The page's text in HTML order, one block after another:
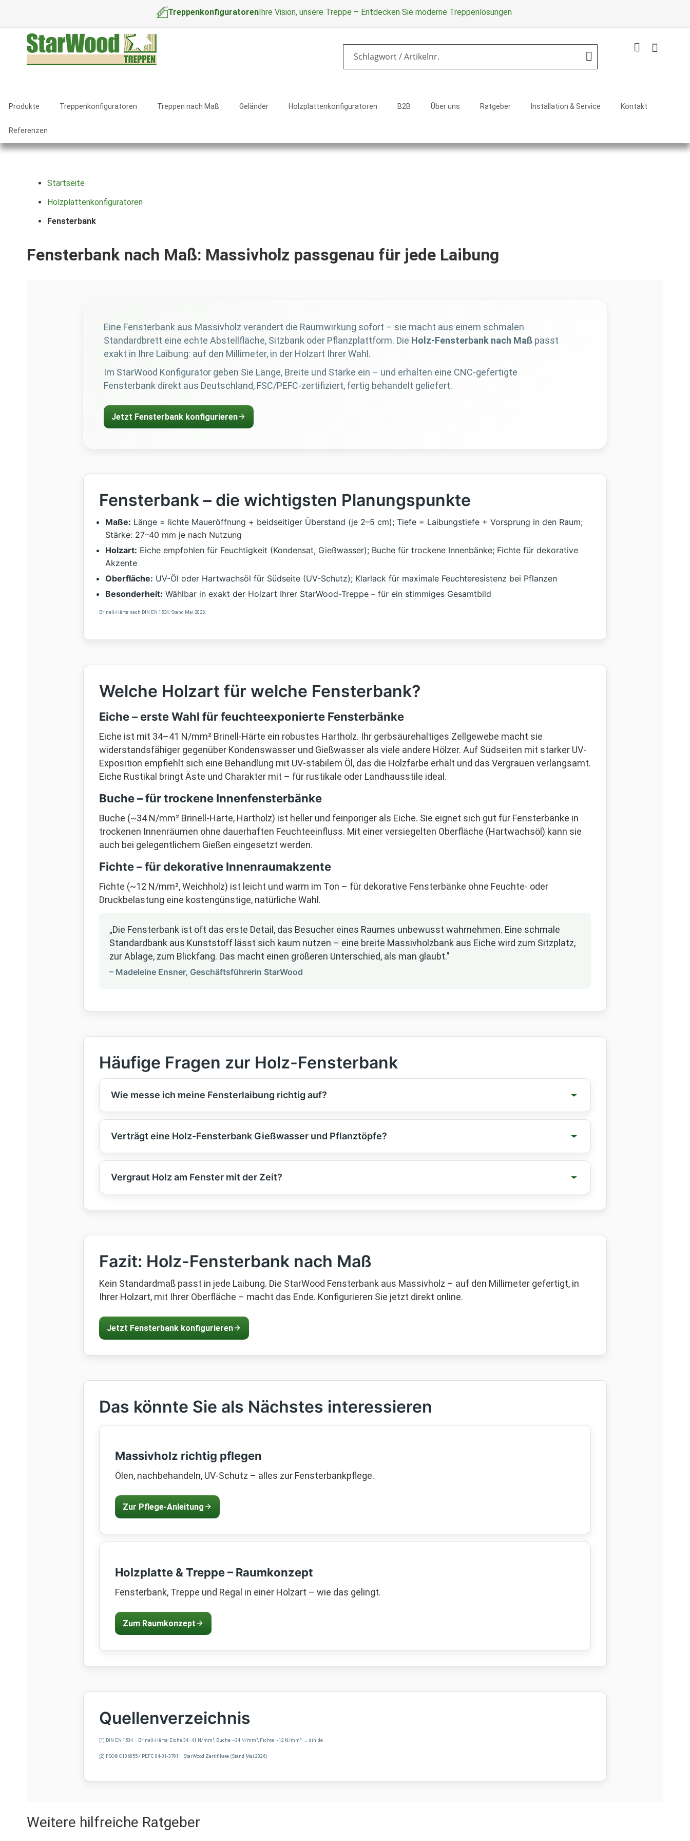
TreppenkonfiguratorenIhre Vision, unsere Treppe – Entdecken Sie moderne Treppenlösungen
Mein
Produkte Treppenkonfiguratoren Treppen nach Maß Geländer Holzplattenkonfiguratoren B2B Über uns Ratgeber Installation & Service Kontakt
Referenzen
Startseite
Holzplattenkonfiguratoren
Fensterbank
Fensterbank nach Maß: Massivholz passgenau für jede Laibung
Eine Fensterbank aus Massivholz verändert die Raumwirkung sofort – sie macht aus einem schmalen
Standardbrett eine echte Abstellfläche, Sitzbank oder Pflanzplattform. Die Holz-Fensterbank nach Maß passt
exakt in Ihre Laibung: auf den Millimeter, in der Holzart Ihrer Wahl.
Im StarWood Konfigurator geben Sie Länge, Breite und Stärke ein – und erhalten eine CNC-gefertigte
Fensterbank direkt aus Deutschland, FSC/PEFC-zertifiziert, fertig behandelt geliefert.
Jetzt Fensterbank konfigurieren
Fensterbank – die wichtigsten Planungspunkte
Maße: Länge = lichte Maueröffnung + beidseitiger Überstand (je 2–5 cm); Tiefe = Laibungstiefe + Vorsprung in den Raum;
Stärke: 27–40 mm je nach Nutzung
Holzart: Eiche empfohlen für Feuchtigkeit (Kondensat, Gießwasser); Buche für trockene Innenbänke; Fichte für dekorative
Akzente
Oberfläche: UV-Öl oder Hartwachsöl für Südseite (UV-Schutz); Klarlack für maximale Feuchteresistenz bei Pflanzen
Besonderheit: Wählbar in exakt der Holzart Ihrer StarWood-Treppe – für ein stimmiges Gesamtbild
Brinell-Härte nach DIN EN 1534. Stand Mai 2026.
Welche Holzart für welche Fensterbank?
Eiche – erste Wahl für feuchteexponierte Fensterbänke
Eiche ist mit 34–41 N/mm² Brinell-Härte ein robustes Hartholz. Ihr gerbsäurehaltiges Zellgewebe macht sie
widerstandsfähiger gegenüber Kondenswasser und Gießwasser als viele andere Hölzer. Auf Südseiten mit starker UV-
Exposition empfiehlt sich eine Behandlung mit UV-stabilem Öl, das die Holzfarbe erhält und das Vergrauen verlangsamt.
Eiche Rustikal bringt Äste und Charakter mit – für rustikale oder Landhausstile ideal.
Buche – für trockene Innenfensterbänke
Buche (~34 N/mm² Brinell-Härte, Hartholz) ist heller und feinporiger als Eiche. Sie eignet sich gut für Fensterbänke in
trockenen Innenräumen ohne dauerhaften Feuchteeinfluss. Mit einer versiegelten Oberfläche (Hartwachsöl) kann sie
auch bei gelegentlichem Gießen eingesetzt werden.
Fichte – für dekorative Innenraumakzente
Fichte (~12 N/mm², Weichholz) ist leicht und warm im Ton – für dekorative Fensterbänke ohne Feuchte- oder
Druckbelastung eine kostengünstige, natürliche Wahl.
„Die Fensterbank ist oft das erste Detail, das Besucher eines Raumes unbewusst wahrnehmen. Eine schmale
Standardbank aus Kunststoff lässt sich kaum nutzen – eine breite Massivholzbank aus Eiche wird zum Sitzplatz,
zur Ablage, zum Blickfang. Das macht einen größeren Unterschied, als man glaubt."
– Madeleine Ensner, Geschäftsführerin StarWood
Häufige Fragen zur Holz-Fensterbank
Wie messe ich meine Fensterlaibung richtig auf?
Verträgt eine Holz-Fensterbank Gießwasser und Pflanztöpfe?
Vergraut Holz am Fenster mit der Zeit?
Fazit: Holz-Fensterbank nach Maß
Kein Standardmaß passt in jede Laibung. Die StarWood Fensterbank aus Massivholz – auf den Millimeter gefertigt, in
Ihrer Holzart, mit Ihrer Oberfläche – macht das Ende. Konfigurieren Sie jetzt direkt online.
Jetzt Fensterbank konfigurieren
Das könnte Sie als Nächstes interessieren
Massivholz richtig pflegen
Ölen, nachbehandeln, UV-Schutz – alles zur Fensterbankpflege.
Zur Pflege-Anleitung
Holzplatte & Treppe – Raumkonzept
Fensterbank, Treppe und Regal in einer Holzart – wie das gelingt.
Zum Raumkonzept
Quellenverzeichnis
[1] DIN EN 1534 – Brinell-Härte: Eiche 34–41 N/mm², Buche ~34 N/mm², Fichte ~12 N/mm² → din.de
[2] FSC® C106855 / PEFC 04-31-3791 – StarWood Zertifikate (Stand Mai 2026)
Weitere hilfreiche Ratgeber